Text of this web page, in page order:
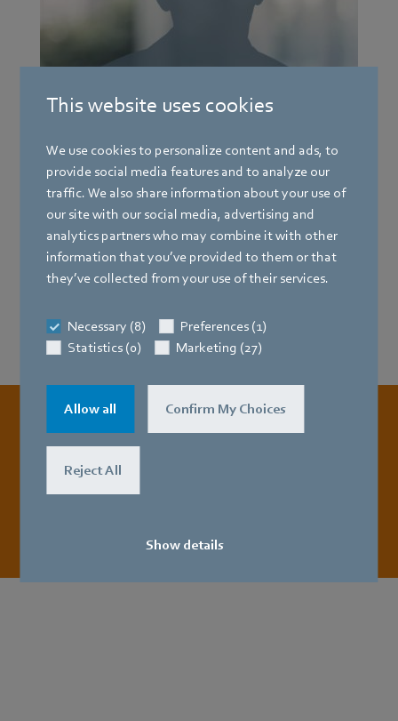
This website uses cookies
We use cookies to personalize content and ads, to
provide social media features and to analyze our
traffic. We also share information about your use of
our site with our social media, advertising and
analytics partners who may combine it with other
information that you’ve provided to them or that
they’ve collected from your use of their services.
Necessary (8)
Preferences (1)
Statistics (0)
Marketing (27)
Allow all Confirm My Choices
Reject All
Show details
Meister Beschichtungsanlagen
Telefon
+49 7938 71-253
Jetzt gleichonline bewerben!